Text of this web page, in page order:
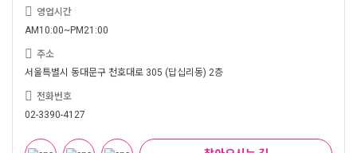
영업시간
AM10:00~PM21:00
주소
서울특별시 동대문구 천호대로 305 (답십리동) 2층
전화번호
02-3390-4127